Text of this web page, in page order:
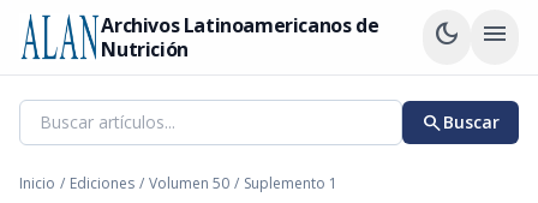
Archivos Latinoamericanos de
Nutrición
dark_mode menu
searchBuscar
Inicio / Ediciones / Volumen 50 / Suplemento 1